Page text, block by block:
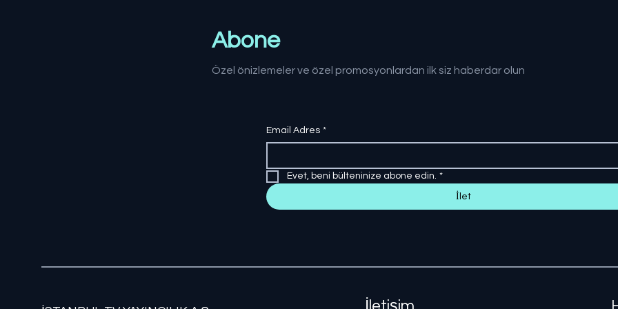
Abone
Özel önizlemeler ve özel promosyonlardan ilk siz haberdar olun
Email Adres *
Evet, beni bülteninize abone edin. *
İlet